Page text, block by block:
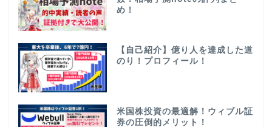
め！
【自己紹介】億り人を達成した道
のり！プロフィール！
米国株投資の最適解！ウィブル証
券の圧倒的メリット！